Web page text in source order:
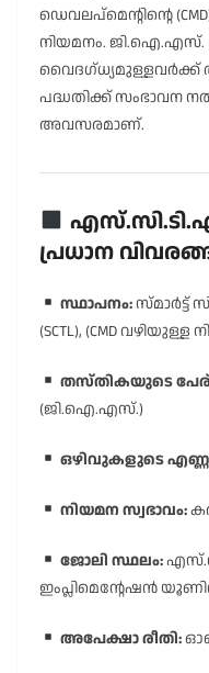
ഡെവലപ്മെൻ്റിൻ്റെ
നിയമനം. ജി.ഐ.എസ്.
വൈദഗ്ധ്യമുള്ളവർക്ക്
പദ്ധതിക്ക് സംഭാവന
അവസരമാണ്.
പ്രധാന
സ്ഥാപനം:സ്മാർട്ട്
(SCTL), (CMD വഴിയുള്ള
തസ്തികയുടെ
(ജി.ഐ.എസ്.)
ഒഴിവുകളുടെ
നിയമന സ്വഭാവം:
ജോലി സ്ഥലം:
ഇംപ്ലിമെൻ്റേഷൻ
അപേക്ഷാ രീതി: